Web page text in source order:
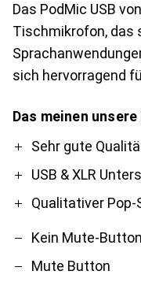
Das PodMic USB
Tischmikrofon, das
sich hervorragend
Das meinen unsere
ProSehr gute
USB & XLR
Qualitativer
Contra
Kein Mute-
Mute Button